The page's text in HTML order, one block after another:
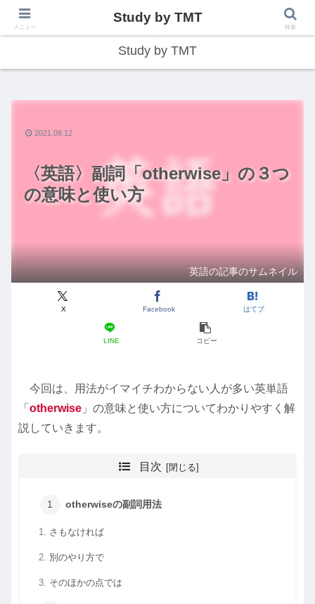
総合型学習サイト
Study by TMT
〈英語〉副詞「otherwise」の３つ
の意味と使い方
英語の記事のサムネイル
X Facebook はてブ
LINE コピー
2021.09.12
今回は、用法がイマイチわからない人が多い英単語
「 otherwise 」の意味と使い方についてわかりやすく解
説していきます。
目次
otherwiseの副詞用法
さもなければ
別のやり方で
そのほかの点では
メニュー
Study by TMT
検索